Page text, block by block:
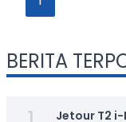
BERITA
Jetour T2 i-